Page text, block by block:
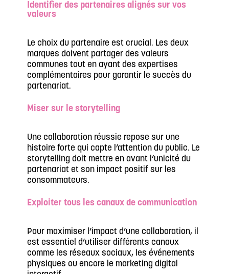
Identifier des partenaires alignés sur vos
valeurs
Le choix du partenaire est crucial. Les deux
marques doivent partager des valeurs
communes tout en ayant des expertises
complémentaires pour garantir le succès du
partenariat.
Miser sur le storytelling
Une collaboration réussie repose sur une
histoire forte qui capte l’attention du public. Le
storytelling doit mettre en avant l’unicité du
partenariat et son impact positif sur les
consommateurs.
Exploiter tous les canaux de communication
Pour maximiser l’impact d’une collaboration, il
est essentiel d’utiliser différents canaux
comme les réseaux sociaux, les événements
physiques ou encore le marketing digital